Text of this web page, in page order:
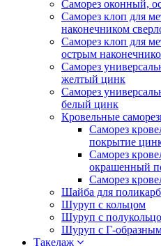
Саморез оконный,
Саморез клоп для
наконечником
Саморез клоп для
острым
Саморез
желтый цинк
Саморез
белый цинк
Кровельные
Саморез
покрытие
Саморез
окрашенный
Саморез
Шайба для
Шуруп с кольцом
Шуруп с
Шуруп с Г-
Такелаж